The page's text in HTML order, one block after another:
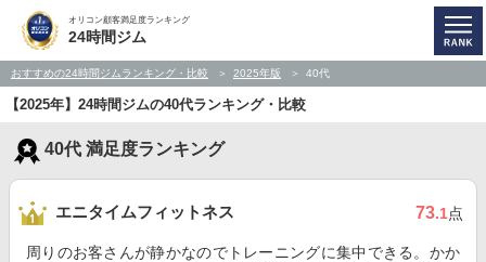
オリコン顧客満足度ランキング
24時間ジム
おすすめの24時間ジムランキング・比較 2025年版 40代
【2025年】24時間ジムの40代ランキング・比較
40代 満足度ランキング
エニタイムフィットネス 73.1点
周りのお客さんが静かなのでトレーニングに集中できる。かか